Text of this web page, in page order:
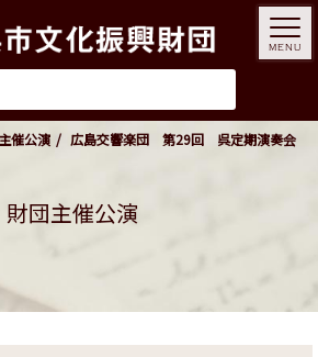
催公演 広島交響楽団 第29回 呉定期演奏会
財団主催公演
MENU